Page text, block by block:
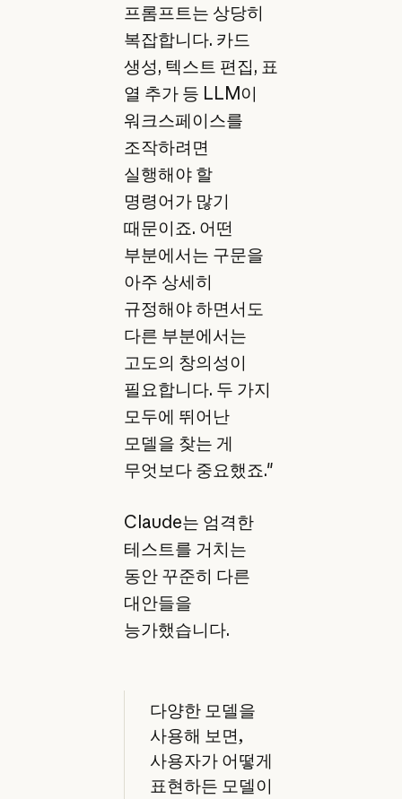
프롬프트는 상당히
복잡합니다. 카드
생성, 텍스트 편집, 표
열 추가 등 LLM이
워크스페이스를
조작하려면
실행해야 할
명령어가 많기
때문이죠. 어떤
부분에서는 구문을
아주 상세히
규정해야 하면서도
다른 부분에서는
고도의 창의성이
필요합니다. 두 가지
모두에 뛰어난
모델을 찾는 게
무엇보다 중요했죠."
Claude는 엄격한
테스트를 거치는
동안 꾸준히 다른
대안들을
능가했습니다.
다양한 모델을
사용해 보면,
사용자가 어떻게
표현하든 모델이